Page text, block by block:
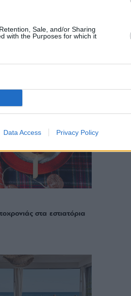
Sale, and/or Sharing
with the Purposes for which it
Data Access Privacy Policy
στο Pelagos
στα εστιατόρια